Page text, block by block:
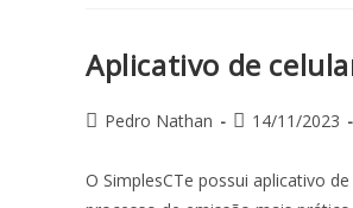
Aplicativo de
Pedro Nathan 14/11/2023
O SimplesCTe possui aplicativo